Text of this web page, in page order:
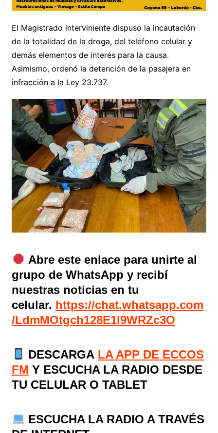
El Magistrado interviniente dispuso la incautación
de la totalidad de la droga, del teléfono celular y
demás elementos de interés para la causa.
Asimismo, ordenó la detención de la pasajera en
infracción a la Ley 23.737.
Abre este enlace para unirte al
grupo de WhatsApp y recibí
nuestras noticias en tu
celular. https://chat.whatsapp.com
/LdmMOtgch128E1l9WRZc3O
DESCARGA LA APP DE ECCOS
FM Y ESCUCHA LA RADIO DESDE
TU CELULAR O TABLET
ESCUCHA LA RADIO A TRAVÉS